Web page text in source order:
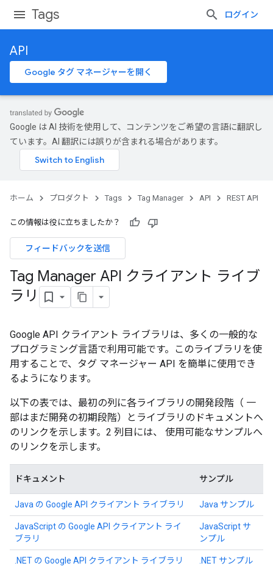
Tags ログイン
API
Google タグ マネージャーを開く
Google は AI 技術を使用して、コンテンツをご希望の言語に翻訳し
ています。AI 翻訳には誤りが含まれる場合があります。
ホーム プロダクト Tags Tag Manager API REST API
この情報は役に立ちましたか？
フィードバックを送信
Tag Manager API クライアント ライブ
ラリ
Google API クライアント ライブラリは、多くの一般的な
プログラミング言語で利用可能です。このライブラリを使
用することで、タグ マネージャー API を簡単に使用でき
るようになります。
以下の表では、最初の列に各ライブラリの開発段階（ 一
部はまだ開発の初期段階）とライブラリのドキュメントへ
のリンクを示します。2 列目には、 使用可能なサンプルへ
のリンクを示します。
ドキュメント サンプル
Java の Google API クライアント ライブラリ Java サンプル
JavaScript の Google API クライアント ライ
ブラリ
JavaScript サ
ンプル
.NET の Google API クライアント ライブラリ .NET サンプル